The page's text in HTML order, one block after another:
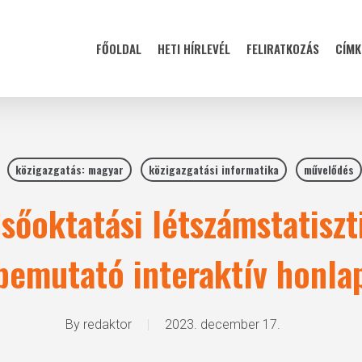
FŐOLDAL HETI HÍRLEVÉL FELIRATKOZÁS
közigazgatás: magyar közigazgatási informatika művelődés
interaktív
By redaktor 2023. december 17.